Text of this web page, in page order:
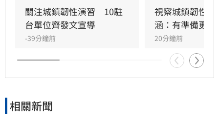
並強調行政院版透過弱勢對存能落實公平正義，
避免在野黨版本加劇貧富差距。此外，政府同步
推動育兒留停六加三、延長婚產假等多項配套措
施，建構完善支持體系。政院重申，國家政策規
劃需具備整體性，針對立法院侵害預算編製權的
作為，將持續捍衛憲法賦予的權限，確保政策有
關注城鎮韌性演習　10駐
台單位齊發文宣導
-39分鐘前
視察城鎮韌性
涵：有準備更安
20分鐘前
相關新聞